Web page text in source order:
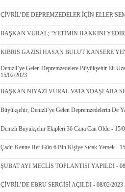
ÇİVRİL’DE DEPREMZEDELER İÇİN ELLER
BAŞKAN VURAL; “YETİMİN HAKKINI
KIBRIS GAZİSİ HASAN BULUT KANSERE
Denizli’ye Gelen Depremzedelere Büyükşehir Eli
15/02/2023
BAŞKAN NİYAZİ VURAL VATANDAŞLARA
Büyükşehir, Denizli’ye Gelen Depremzedelerin De
Denizli Büyükşehir Ekipleri 36 Cana Can Oldu - 15/
Çadır Kentte Her Gün 6 Bin Kişiye Sıcak Yemek -
ŞUBAT AYI MECLİS TOPLANTISI YAPILDI -
ÇİVRİL’DE EBRU SERGİSİ AÇILDI - 08/02/2023